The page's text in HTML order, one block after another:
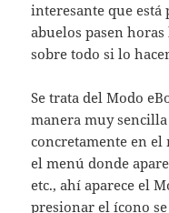
interesante que está
abuelos pasen
sobre todo si lo
Se trata del Modo
manera muy
concretamente en el
el menú donde
etc., ahí aparece el
presionar el ícono